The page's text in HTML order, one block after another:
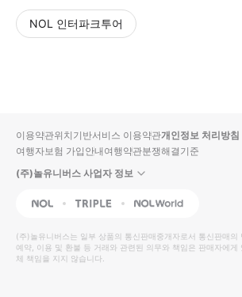
NOL 인터파크투어
입니
다.
높
은
순
동
영
상
순
상
이용약관위치기반서비스 이용약관개인정보 처리방침
여행자보험 가입안내여행약관분쟁해결기준
(주)놀유니버스 사업자 정보
NOL Triple Interpark Global
(주)놀유니버스는 일부 상품의 통신판매중개자로서 통신판매의
예약, 이용 및 환불 등 거래와 관련된 의무와 책임은 판매자에게
체 책임을 지지 않습니다.